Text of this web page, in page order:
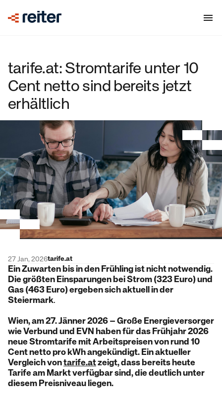
tarife.at: Stromtarife unter 10
Cent netto sind bereits jetzt
erhältlich
27 Jan, 2026tarife.at
Ein Zuwarten bis in den Frühling ist nicht notwendig.
Die größten Einsparungen bei Strom (323 Euro) und
Gas (463 Euro) ergeben sich aktuell in der
Steiermark.
Wien, am 27. Jänner 2026 – Große Energieversorger
wie Verbund und EVN haben für das Frühjahr 2026
neue Stromtarife mit Arbeitspreisen von rund 10
Cent netto pro kWh angekündigt. Ein aktueller
Vergleich vontarife.atzeigt, dass bereits heute
Tarife am Markt verfügbar sind, die deutlich unter
diesem Preisniveau liegen.